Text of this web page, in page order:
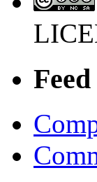
Feed